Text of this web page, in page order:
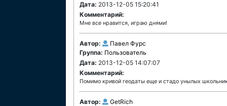
Дата: 2013-12-05 15:20:41
Комментарий:
Мне все нравится, играю днями!
Автор:
Павел Фурс
Группа: Пользователь
Дата: 2013-12-05 14:07:07
Комментарий:
Помимо кривой геодаты еще и стадо унылых
Автор:
GetRich